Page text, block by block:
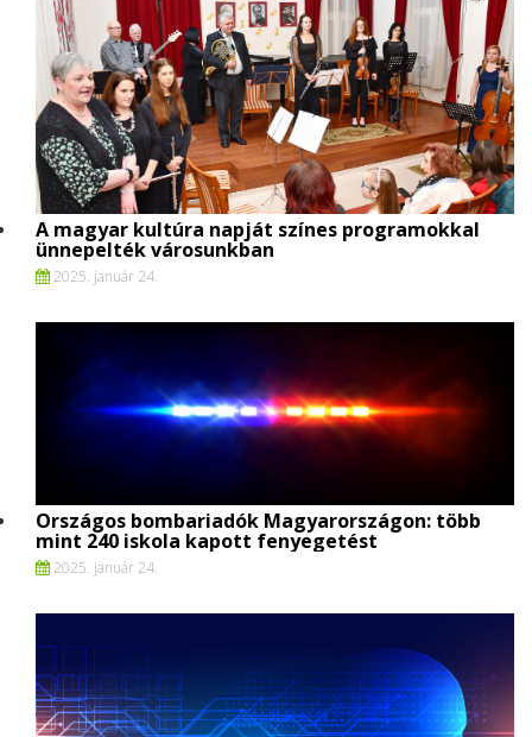
A magyar kultúra napját színes programokkal
ünnepelték városunkban
2025. január 24.
Országos bombariadók Magyarországon: több
mint 240 iskola kapott fenyegetést
2025. január 24.